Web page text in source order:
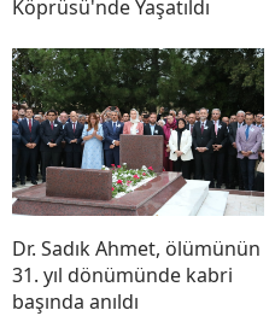
Köprüsü'nde Yaşatıldı
Dr. Sadık Ahmet, ölümünün
31. yıl dönümünde kabri
başında anıldı